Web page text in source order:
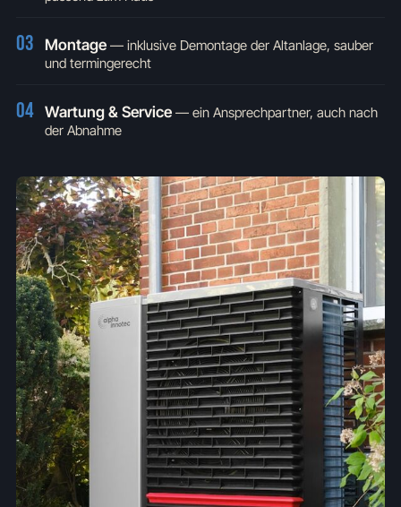
03 Montage — inklusive Demontage der Altanlage, sauber
und termingerecht
04 Wartung & Service — ein Ansprechpartner, auch nach
der Abnahme